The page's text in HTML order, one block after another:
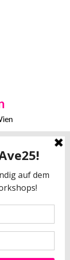
und
dazu